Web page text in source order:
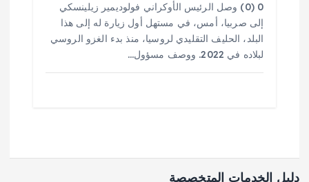
0 (0) وصل الرئيس الأوكراني فولوديمير زيلينسكي
إلى صربيا، أمس، في مستهل أول زيارة له إلى هذا
البلد، الحليف التقليدي لروسيا، منذ بدء الغزو الروسي
لبلاده في 2022. ووصف مسؤول…
دليل الخدمات المتخصصة